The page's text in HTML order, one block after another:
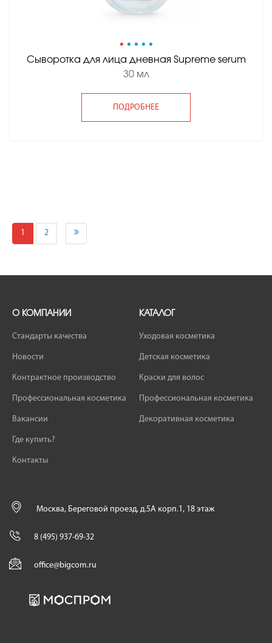
• • • • •
Сыворотка для лица дневная Supreme serum
30 мл
ПОДРОБНЕЕ
1 2
О КОМПАНИИ
Стандарты качества
Новости
Контрактное производство
Профессиональная косметика
Вакансии
Где купить?
Контакты
КАТАЛОГ
Уходовая косметика
Детская косметика
Краски для волос
Профессиональная косметика
Декоративная косметика
Москва, Береговой проезд, д.5А корп.1, 18 этаж
8 (495) 937-69-32
office@bigcom.ru